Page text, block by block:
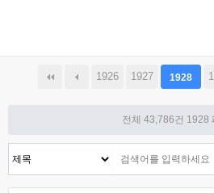
1926 1927 1928
전체 43,786건 1928